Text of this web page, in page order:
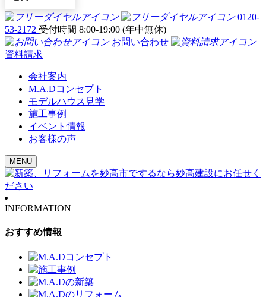
0120-
53-2172 受付時間 8:00-19:00 (年中無休)
お問い合わせ
資料請求
会社案内
M.A.Dコンセプト
モデルハウス見学
施工事例
イベント情報
お客様の声
MENU
INFORMATION
おすすめ情報